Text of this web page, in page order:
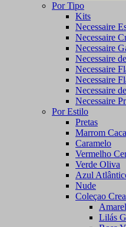
Por Tipo
Kits
Necessaire
Necessaire
Necessaire
Necessaire
Necessaire
Necessaire
Necessaire
Necessaire
Por Estilo
Pretas
Marrom
Caramelo
Vermelho
Verde Oliva
Azul
Nude
Coleçao
Lilás